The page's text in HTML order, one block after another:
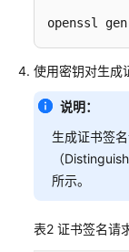
例
密
钥
备
使
用
静
态
openssl
使用密钥对生成
说明：
生成证书签
（
所示。
表2 证书签名请